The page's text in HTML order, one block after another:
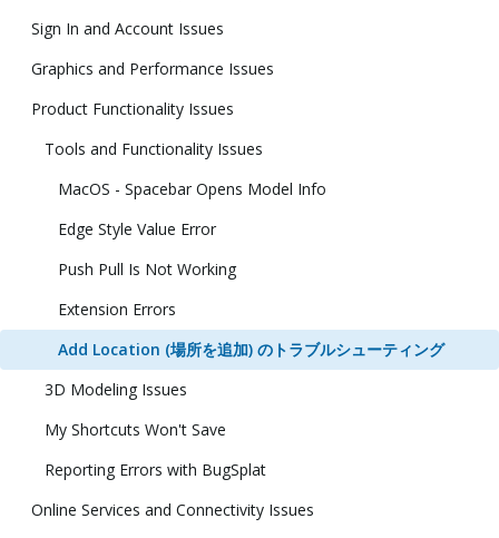
Sign In and Account Issues
Graphics and Performance Issues
Product Functionality Issues
Tools and Functionality Issues
MacOS - Spacebar Opens Model Info
Edge Style Value Error
Push Pull Is Not Working
Extension Errors
Add Location (場所を追加) のトラブルシューティング
3D Modeling Issues
My Shortcuts Won't Save
Reporting Errors with BugSplat
Online Services and Connectivity Issues